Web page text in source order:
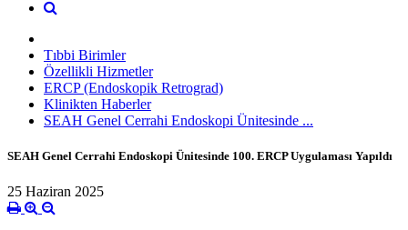
Tıbbi Birimler
Özellikli Hizmetler
ERCP (Endoskopik Retrograd)
Klinikten Haberler
SEAH Genel Cerrahi Endoskopi Ünitesinde ...
SEAH Genel Cerrahi Endoskopi Ünitesinde 100. ERCP Uygulaması Yapıldı
25 Haziran 2025